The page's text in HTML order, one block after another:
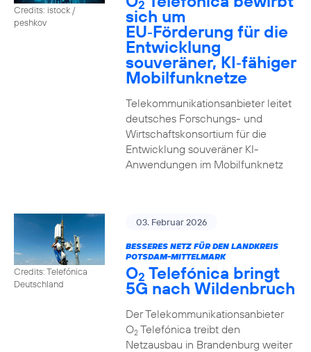
Credits: istock /
peshkov
2
sich um
EU‑Förderung für die
Entwicklung
souveräner, KI‑fähiger
Mobilfunknetze
Telekommunikationsanbieter leitet
deutsches Forschungs- und
Wirtschaftskonsortium für die
Entwicklung souveräner KI-
Anwendungen im Mobilfunknetz
Credits: Telefónica
Deutschland
03. Februar 2026
BESSERES NETZ FÜR DEN LANDKREIS
POTSDAM-MITTELMARK
O2 Telefónica bringt
5G nach Wildenbruch
Der Telekommunikationsanbieter
O2Telefónica treibt den
Netzausbau in Brandenburg weiter